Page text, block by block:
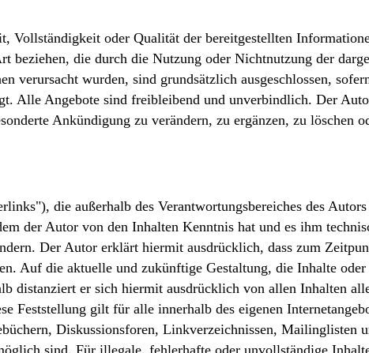
oder Qualität der bereitgestellten
beziehen, die durch die Nutzung oder Nichtnutzung der
wurden, sind grundsätzlich ausgeschlossen,
Alle Angebote sind freibleibend und unverbindlich. Der
Ankündigung zu verändern, zu ergänzen, zu löschen
die außerhalb des Verantwortungsbereiches des
der Autor von den Inhalten Kenntnis hat und es ihm
Der Autor erklärt hiermit ausdrücklich, dass zum
Auf die aktuelle und zukünftige Gestaltung, die Inhalte
distanziert er sich hiermit ausdrücklich von allen Inhalten
Feststellung gilt für alle innerhalb des eigenen
Diskussionsforen, Linkverzeichnissen, Mailinglisten